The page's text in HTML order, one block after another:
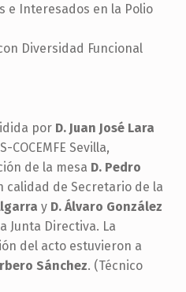
e Interesados en la Polio
Diversidad Funcional
por D. Juan José Lara
COCEMFE Sevilla,
de la mesa D. Pedro
calidad de Secretario de la
y D. Álvaro González
Junta Directiva. La
del acto estuvieron a
Sánchez. (Técnico